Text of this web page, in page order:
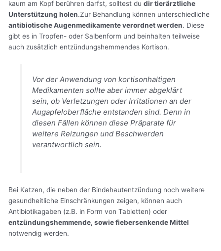
kaum am Kopf berühren darfst, solltest dudir tierärztliche
Unterstützung holen.Zur Behandlung können unterschiedliche
antibiotische Augenmedikamente verordnet werden. Diese
gibt es in Tropfen- oder Salbenform und beinhalten teilweise
auch zusätzlich entzündungshemmendes Kortison.
Vor der Anwendung von kortisonhaltigen
Medikamenten sollte aber immer abgeklärt
sein, ob Verletzungen oder Irritationen an der
Augapfeloberfläche entstanden sind. Denn in
diesen Fällen können diese Präparate für
weitere Reizungen und Beschwerden
verantwortlich sein.
Bei Katzen, die neben der Bindehautentzündung noch weitere
gesundheitliche Einschränkungen zeigen, können auch
Antibiotikagaben (z.B. in Form von Tabletten) oder
entzündungshemmende, sowie fiebersenkende Mittel
notwendig werden.